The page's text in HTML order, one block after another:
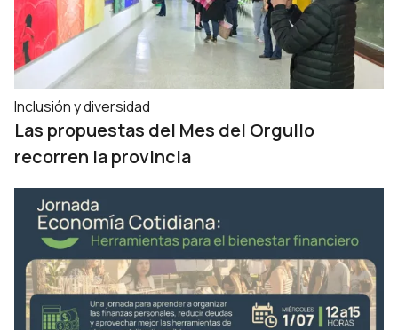
Inclusión y diversidad
Las propuestas del Mes del Orgullo
recorren la provincia